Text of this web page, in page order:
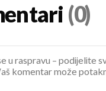
(0)
u raspravu – podijelite
komentar može